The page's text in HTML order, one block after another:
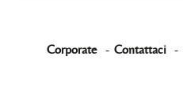
Corporate - Contattaci -